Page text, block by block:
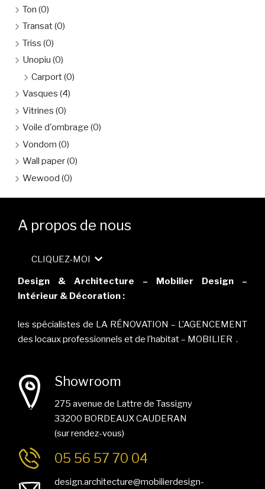
Ton (0)
Transat(0)
Triss (0)
Unopiu (0)
Carport(0)
Vasques (4)
Vitrines (0)
Voile d'ombrage (0)
Vondom (0)
Wall paper(0)
Wewood (0)
A propos de nous
CLIQUEZ-MOI
Design & Architecture – Mobilier Design –
Intérieur & Décoration :
les spécialistes de LA RÉNOVATION – L’AGENCEMENT
des locaux professionnels et de l’habitat – MOBILIER .
Showroom
275 avenue de Lattre de Tassigny
33200 BORDEAUX CAUDERAN
(sur rendez-vous)
05 56 57 70 04
design.architecture@mobilierdesign-